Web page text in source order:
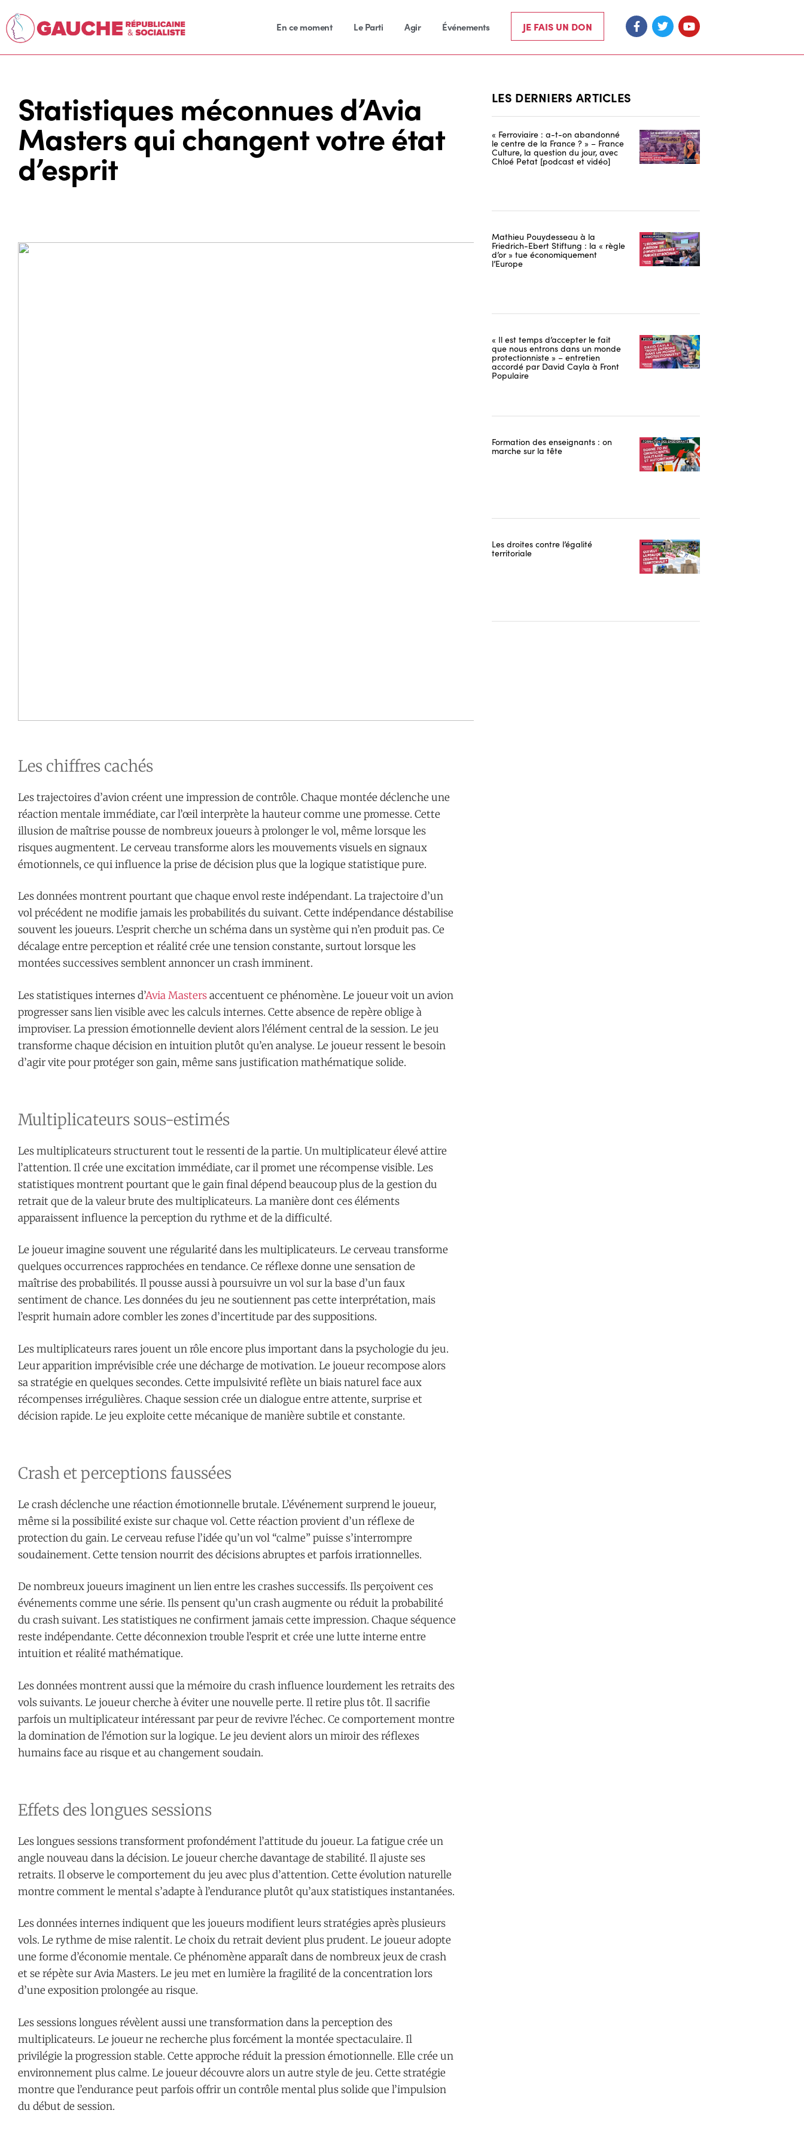
En ce moment Le Parti Agir Événements JE FAIS UN DON
Statistiques méconnues d’Avia
Masters qui changent votre état
d’esprit
Les chiffres cachés
Les trajectoires d’avion créent une impression de contrôle. Chaque montée déclenche une
réaction mentale immédiate, car l’œil interprète la hauteur comme une promesse. Cette
illusion de maîtrise pousse de nombreux joueurs à prolonger le vol, même lorsque les
risques augmentent. Le cerveau transforme alors les mouvements visuels en signaux
émotionnels, ce qui influence la prise de décision plus que la logique statistique pure.
Les données montrent pourtant que chaque envol reste indépendant. La trajectoire d’un
vol précédent ne modifie jamais les probabilités du suivant. Cette indépendance déstabilise
souvent les joueurs. L’esprit cherche un schéma dans un système qui n’en produit pas. Ce
décalage entre perception et réalité crée une tension constante, surtout lorsque les
montées successives semblent annoncer un crash imminent.
Les statistiques internes d’Avia Mastersaccentuent ce phénomène. Le joueur voit un avion
progresser sans lien visible avec les calculs internes. Cette absence de repère oblige à
improviser. La pression émotionnelle devient alors l’élément central de la session. Le jeu
transforme chaque décision en intuition plutôt qu’en analyse. Le joueur ressent le besoin
d’agir vite pour protéger son gain, même sans justification mathématique solide.
Multiplicateurs sous-estimés
Les multiplicateurs structurent tout le ressenti de la partie. Un multiplicateur élevé attire
l’attention. Il crée une excitation immédiate, car il promet une récompense visible. Les
statistiques montrent pourtant que le gain final dépend beaucoup plus de la gestion du
retrait que de la valeur brute des multiplicateurs. La manière dont ces éléments
apparaissent influence la perception du rythme et de la difficulté.
Le joueur imagine souvent une régularité dans les multiplicateurs. Le cerveau transforme
quelques occurrences rapprochées en tendance. Ce réflexe donne une sensation de
maîtrise des probabilités. Il pousse aussi à poursuivre un vol sur la base d’un faux
sentiment de chance. Les données du jeu ne soutiennent pas cette interprétation, mais
l’esprit humain adore combler les zones d’incertitude par des suppositions.
Les multiplicateurs rares jouent un rôle encore plus important dans la psychologie du jeu.
Leur apparition imprévisible crée une décharge de motivation. Le joueur recompose alors
sa stratégie en quelques secondes. Cette impulsivité reflète un biais naturel face aux
récompenses irrégulières. Chaque session crée un dialogue entre attente, surprise et
décision rapide. Le jeu exploite cette mécanique de manière subtile et constante.
Crash et perceptions faussées
Le crash déclenche une réaction émotionnelle brutale. L’événement surprend le joueur,
même si la possibilité existe sur chaque vol. Cette réaction provient d’un réflexe de
protection du gain. Le cerveau refuse l’idée qu’un vol “calme” puisse s’interrompre
soudainement. Cette tension nourrit des décisions abruptes et parfois irrationnelles.
De nombreux joueurs imaginent un lien entre les crashes successifs. Ils perçoivent ces
événements comme une série. Ils pensent qu’un crash augmente ou réduit la probabilité
du crash suivant. Les statistiques ne confirment jamais cette impression. Chaque séquence
reste indépendante. Cette déconnexion trouble l’esprit et crée une lutte interne entre
intuition et réalité mathématique.
Les données montrent aussi que la mémoire du crash influence lourdement les retraits des
vols suivants. Le joueur cherche à éviter une nouvelle perte. Il retire plus tôt. Il sacrifie
parfois un multiplicateur intéressant par peur de revivre l’échec. Ce comportement montre
la domination de l’émotion sur la logique. Le jeu devient alors un miroir des réflexes
humains face au risque et au changement soudain.
Effets des longues sessions
Les longues sessions transforment profondément l’attitude du joueur. La fatigue crée un
angle nouveau dans la décision. Le joueur cherche davantage de stabilité. Il ajuste ses
retraits. Il observe le comportement du jeu avec plus d’attention. Cette évolution naturelle
montre comment le mental s’adapte à l’endurance plutôt qu’aux statistiques instantanées.
Les données internes indiquent que les joueurs modifient leurs stratégies après plusieurs
vols. Le rythme de mise ralentit. Le choix du retrait devient plus prudent. Le joueur adopte
une forme d’économie mentale. Ce phénomène apparaît dans de nombreux jeux de crash
et se répète sur Avia Masters. Le jeu met en lumière la fragilité de la concentration lors
d’une exposition prolongée au risque.
Les sessions longues révèlent aussi une transformation dans la perception des
multiplicateurs. Le joueur ne recherche plus forcément la montée spectaculaire. Il
privilégie la progression stable. Cette approche réduit la pression émotionnelle. Elle crée un
environnement plus calme. Le joueur découvre alors un autre style de jeu. Cette stratégie
montre que l’endurance peut parfois offrir un contrôle mental plus solide que l’impulsion
du début de session.
LES DERNIERS ARTICLES
« Ferroviaire : a-t-on abandonné
le centre de la France ? » – France
Culture, la question du jour, avec
Chloé Petat [podcast et vidéo]
Mathieu Pouydesseau à la
Friedrich-Ebert Stiftung : la « règle
d’or » tue économiquement
l’Europe
« Il est temps d’accepter le fait
que nous entrons dans un monde
protectionniste » – entretien
accordé par David Cayla à Front
Populaire
Formation des enseignants : on
marche sur la tête
Les droites contre l’égalité
territoriale